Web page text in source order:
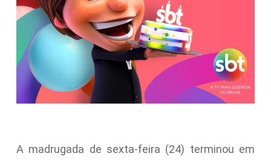
A madrugada de sexta-feira (24) terminou em